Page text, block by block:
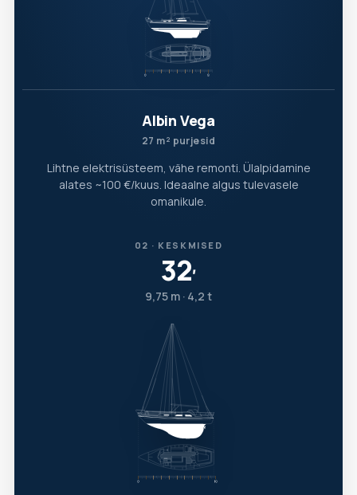
Albin Vega
27 m² purjesid
Lihtne elektrisüsteem, vähe remonti. Ülalpidamine
alates ~100 €/kuus. Ideaalne algus tulevasele
omanikule.
02 · KESKMISED
32′
9,75 m · 4,2 t